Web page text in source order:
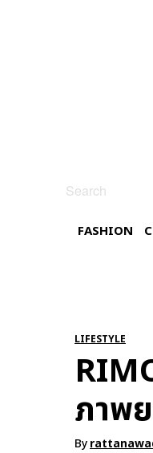
Search
FASHION
LIFESTYLE
ภาพ
By